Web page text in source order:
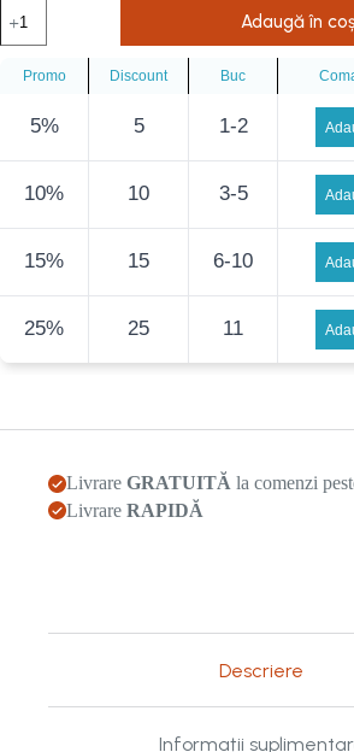
Alege
sa
Adaugă în coș
Promo Discount Buc
5% 5 1-2
10% 10 3-5
15% 15 6-10
25% 25 11
Livrare GRATUITĂ la comenzi
Livrare RAPIDĂ
Descriere
Informații